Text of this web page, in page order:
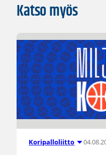
Katso myös
Koripalloliitto